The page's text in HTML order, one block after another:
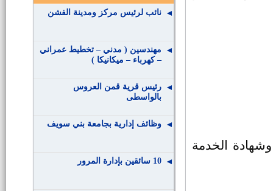
الخدمة
نائب لرئيس مركز ومدينة الفشن
مهندسين ( مدني – تخطيط عمراني
– كهرباء – ميكانيكا )
رئيس قرية قمن العروس
بالواسطى
وظائف إدارية بجامعة بني سويف
10 سائقين بإدارة المرور